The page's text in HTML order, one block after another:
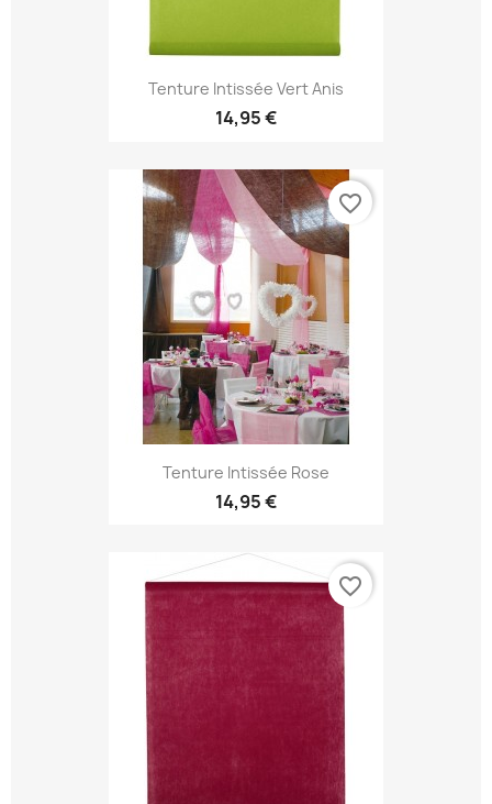
Tenture Intissée Vert Anis
14,95 €
Tenture Intissée Rose
14,95 €
favorite_border
favorite_border